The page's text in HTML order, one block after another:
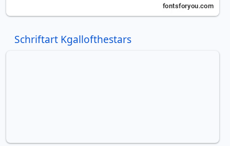
Schriftart Kgallofthestars